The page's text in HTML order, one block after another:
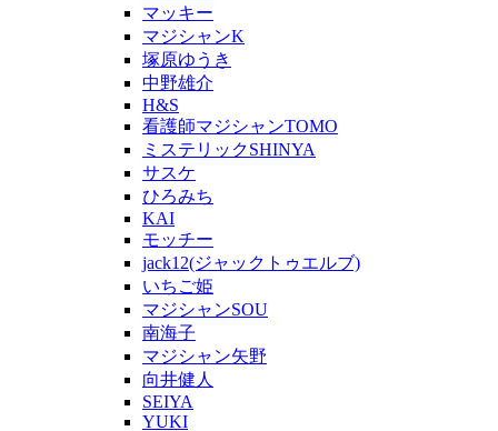
マッキー
マジシャンK
塚原ゆうき
中野雄介
H&S
看護師マジシャンTOMO
ミステリックSHINYA
サスケ
ひろみち
KAI
モッチー
jack12(ジャックトゥエルブ)
いちご姫
マジシャンSOU
南海子
マジシャン矢野
向井健人
SEIYA
YUKI